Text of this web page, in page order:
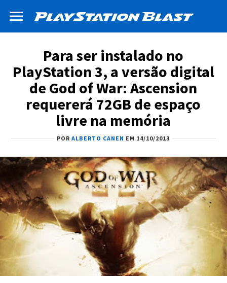
Para ser instalado no
PlayStation 3, a versão digital
de God of War: Ascension
requererá 72GB de espaço
livre na memória
PORALBERTO CANEN EM 14/10/2013